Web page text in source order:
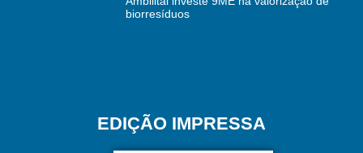
biorresíduos
EDIÇÃO IMPRESSA